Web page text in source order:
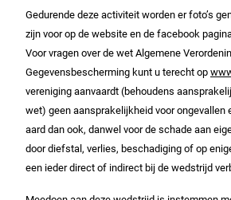
Gedurende deze activiteit worden er foto’s
zijn voor op de website en de facebook
Voor vragen over de wet Algemene
Gegevensbescherming kunt u terecht op
vereniging aanvaardt (behoudens
wet) geen aansprakelijkheid voor ongevallen
aard dan ook, danwel voor de schade aan
door diefstal, verlies, beschadiging of op
een ieder direct of indirect bij de wedstrijd